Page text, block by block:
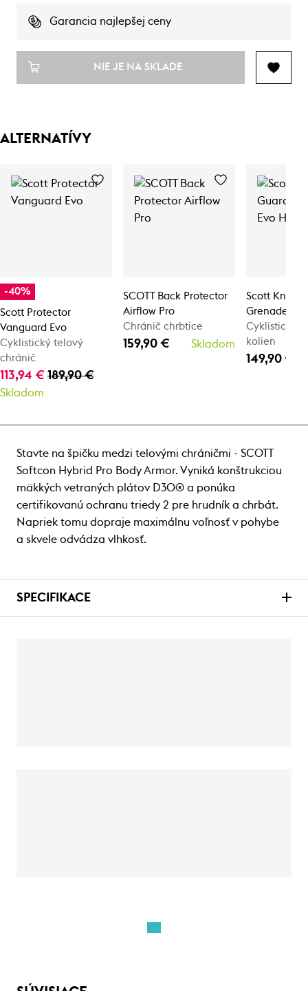
Garancia najlepšej ceny
NIE JE NA SKLADE
ALTERNATÍVY
-40%
Scott Protector
Vanguard Evo
Cyklistický telový
chránič
113,94 € 189,90 €
Skladom
SCOTT Back Protector
Airflow Pro
Chránič chrbtice
159,90 € Skladom
Scott Knee
Grenade
Cyklistické
kolien
149,90 €
Stavte na špičku medzi telovými chráničmi - SCOTT
Softcon Hybrid Pro Body Armor. Vyniká konštrukciou
mäkkých vetraných plátov D3O® a ponúka
certifikovanú ochranu triedy 2 pre hrudník a chrbát.
Napriek tomu dopraje maximálnu voľnosť v pohybe
a skvele odvádza vlhkosť.
SPECIFIKACE